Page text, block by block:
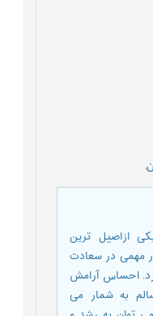
,
ازاصیل ترین
مهمی در سعادت
احساس آرامش
به شمار می